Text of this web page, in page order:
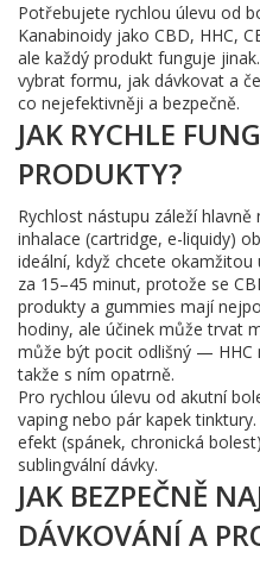
Potřebujete rychlou úlevu od
Kanabinoidy jako CBD, HHC,
ale každý produkt funguje
vybrat formu, jak dávkovat a
co nejefektivněji a bezpečně.
JAK RYCHLE
PRODUKTY?
Rychlost nástupu záleží hlavně
inhalace (cartridge, e-liquidy)
ideální, když chcete okamžitou
za 15–45 minut, protože se
produkty a gummies mají
hodiny, ale účinek může trvat
může být pocit odlišný — HHC
takže s ním opatrně.
Pro rychlou úlevu od akutní
vaping nebo pár kapek
efekt (spánek, chronická
sublingvální dávky.
JAK BEZPEČNĚ
DÁVKOVÁNÍ A